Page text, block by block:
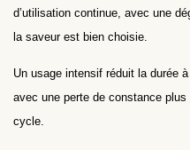
d’utilisation continue, avec une
la saveur est bien choisie.
Un usage intensif réduit la durée
avec une perte de constance
cycle.